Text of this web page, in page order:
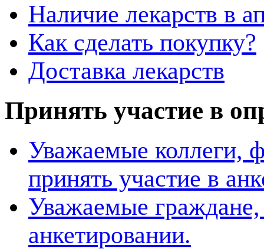
Наличие лекарств в
Как сделать покупку?
Доставка лекарств
Принять участие в
Уважаемые коллеги,
принять участие в
Уважаемые
анкетировании.